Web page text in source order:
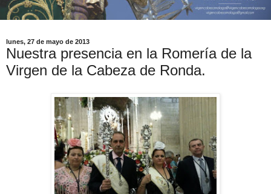
lunes, 27 de mayo de 2013
Nuestra presencia en la Romería de la
Virgen de la Cabeza de Ronda.